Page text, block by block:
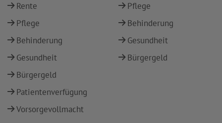
Rente
Pflege
Behinderung
Gesundheit
Bürgergeld
Patientenverfügung
Vorsorgevollmacht
Pflege
Behinderung
Gesundheit
Bürgergeld